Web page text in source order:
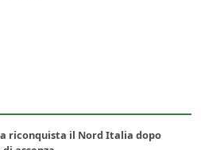
riconquista il Nord Italia dopo